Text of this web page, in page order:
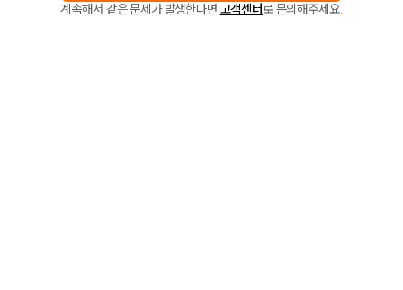
계속해서 같은 문제가 발생한다면 고객센터로 문의해주세요.